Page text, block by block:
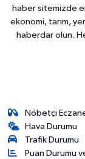
haber sitemizde
ekonomi, tarım,
haberdar olun.
Nöbetçi
Hava Durumu
Trafik Durumu
Puan Durumu